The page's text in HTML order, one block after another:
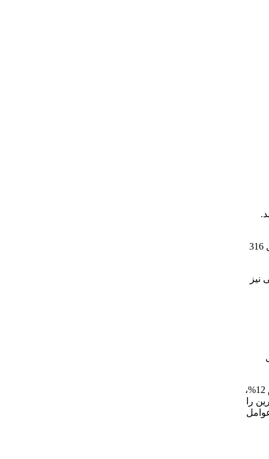
– موارد استفاده این نوع ورق ها برای مخازن و سیستم های صنایع دارویی، صنایع غذایی و شیمیایی می باشد. استیل 316
نیز
وجود مقدار حداقلی 5% کروم در آلیاژ استیل باعث افزایش مقاومت به خوردگی آهن در برابر اسیدها می شود. که با افزایش این مقدار کروم 12%،
را